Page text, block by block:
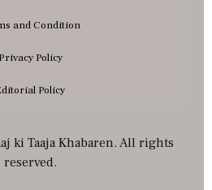
and Condition
Privacy Policy
Policy
ki Taaja Khabaren. All rights
reserved.